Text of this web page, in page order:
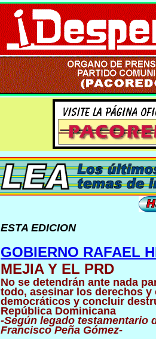
ESTA EDICION
GOBIERNO RAFAEL
MEJIA Y EL PRD
No se detendrán ante nada
todo, asesinar los derechos y
democráticos y concluir
República Dominicana
-Según legado testamentario
Francisco Peña Gómez-